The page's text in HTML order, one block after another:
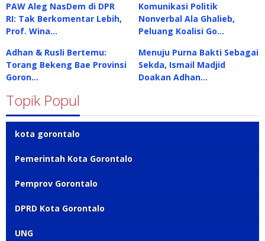
PAW Aleg NasDem di DPR
RI: Tak Berkomentar Lebih,
Prof. Wina…
Komunikasi Politik
Nonverbal Ala Ghalieb,
Peluang Koalisi Go…
Adhan & Rusli Bertemu:
Torang Bekeng Bae Provinsi
Goron…
Menuju Purna Bakti Sebagai
Sekda, Ismail Madjid
Doakan Adhan…
Topik Popul
kota gorontalo
Pemerintah Kota Gorontalo
Pemprov Gorontalo
DPRD Kota Gorontalo
UNG